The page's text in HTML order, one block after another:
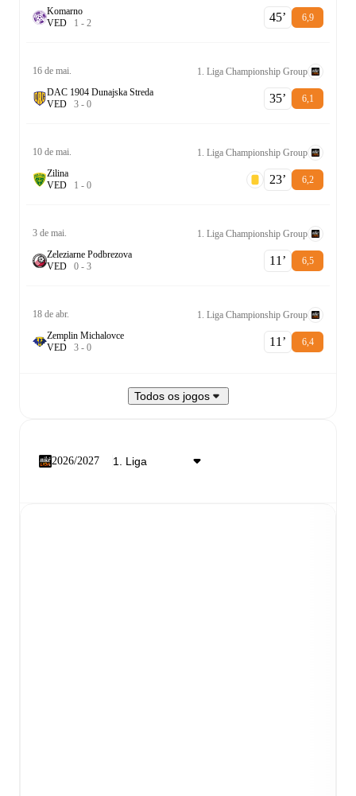
Komarno
VED 1 - 2 45‎’‎ 6,9
16 de mai.
1. Liga Championship Group
DAC 1904 Dunajska Streda
VED 3 - 0 35‎’‎ 6,1
10 de mai.
1. Liga Championship Group
Zilina
VED 1 - 0 23‎’‎ 6,2
3 de mai.
1. Liga Championship Group
Zeleziarne Podbrezova
VED 0 - 3 11‎’‎ 6,5
18 de abr.
1. Liga Championship Group
Zemplin Michalovce
VED 3 - 0 11‎’‎ 6,4
Todos os jogos
2026/2027